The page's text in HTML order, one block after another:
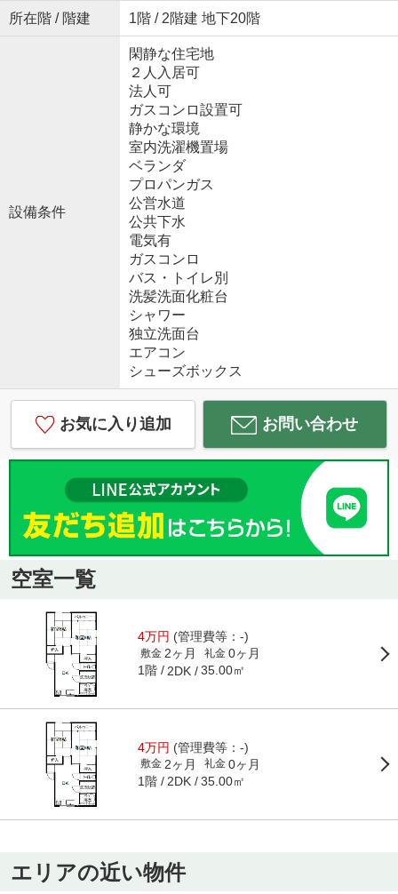
所在階 / 階建 1階 / 2階建 地下20階
設備条件
閑静な住宅地
２人入居可
法人可
ガスコンロ設置可
静かな環境
室内洗濯機置場
ベランダ
プロパンガス
公営水道
公共下水
電気有
ガスコンロ
バス・トイレ別
洗髪洗面化粧台
シャワー
独立洗面台
エアコン
シューズボックス
お気に入り追加 お問い合わせ
空室一覧
4万円 (管理費等：-)
敷金 2ヶ月 礼金 0ヶ月
1階 2DK 35.00㎡
4万円 (管理費等：-)
敷金 2ヶ月 礼金 0ヶ月
1階 2DK 35.00㎡
エリアの近い物件